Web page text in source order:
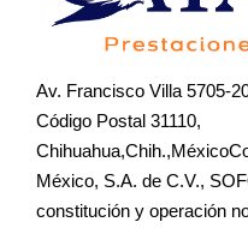
Av. Francisco Villa 5705-
Código Postal 31110,
México, S.A. de C.V.,
constitución y operación